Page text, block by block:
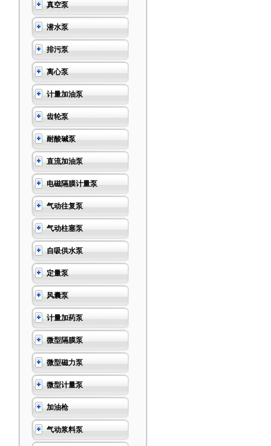
真空泵
潜水泵
排污泵
离心泵
计量加油泵
齿轮泵
耐酸碱泵
直流加油泵
电磁隔膜计量泵
气动往复泵
气动柱塞泵
自吸供水泵
定量泵
风囊泵
计量加药泵
微型隔膜泵
微型磁力泵
微型计量泵
加油枪
气动浆料泵